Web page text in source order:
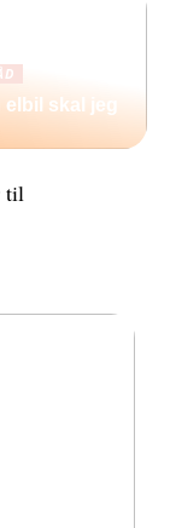
elbil skal jeg
til